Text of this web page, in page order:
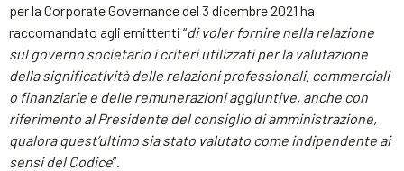
per la Corporate Governance del 3 dicembre 2021 ha
raccomandato agli emittenti “di voler fornire nella relazione
sul governo societario i criteri utilizzati per la valutazione
della significatività delle relazioni professionali, commerciali
o finanziarie e delle remunerazioni aggiuntive, anche con
riferimento al Presidente del consiglio di amministrazione,
qualora quest’ultimo sia stato valutato come indipendente ai
sensi del Codice”.